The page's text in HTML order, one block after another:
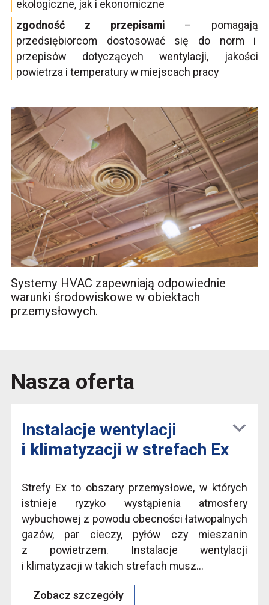
ekologiczne, jak i ekonomiczne
zgodność z przepisami – pomagają
przedsiębiorcom dostosować się do norm i
przepisów dotyczących wentylacji, jakości
powietrza i temperatury w miejscach pracy
Systemy HVAC zapewniają odpowiednie
warunki środowiskowe w obiektach
przemysłowych.
Nasza oferta
Instalacje wentylacji
i klimatyzacji w strefach Ex
Strefy Ex to obszary przemysłowe, w których
istnieje ryzyko wystąpienia atmosfery
wybuchowej z powodu obecności łatwopalnych
gazów, par cieczy, pyłów czy mieszanin
z powietrzem. Instalacje wentylacji
i klimatyzacji w takich strefach musz...
Zobacz szczegóły